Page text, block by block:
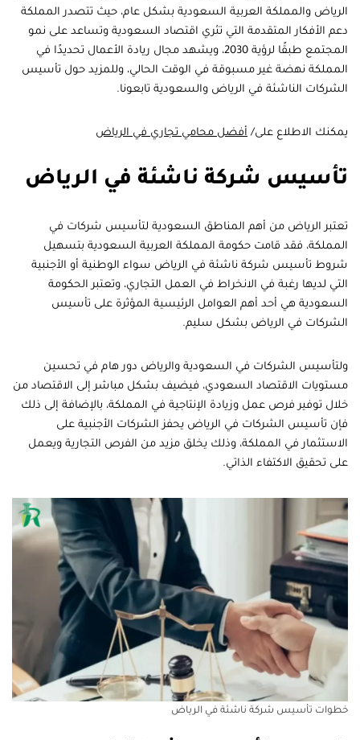
الرياض والمملكة العربية السعودية بشكل عام، حيث تتصدر المملكة
دعم الأفكار المتقدمة التي تثري اقتصاد السعودية وتساعد على نمو
المجتمع طبقًا لرؤية 2030، ويشهد مجال ريادة الأعمال تحديدًا في
المملكة نهضة غير مسبوقة في الوقت الحالي، وللمزيد حول تأسيس
الشركات الناشئة في الرياض والسعودية تابعونا.
يمكنك الاطلاع على/ أفضل محامي تجاري في الرياض
تأسيس شركة ناشئة في الرياض
تعتبر الرياض من أهم المناطق السعودية لتأسيس شركات في
المملكة، فقد قامت حكومة المملكة العربية السعودية بتسهيل
شروط تأسيس شركة ناشئة في الرياض سواء الوطنية أو الأجنبية
التي لديها رغبة في الانخراط في العمل التجاري، وتعتبر الحكومة
السعودية هي أحد أهم العوامل الرئيسية المؤثرة على تأسيس
الشركات في الرياض بشكل سليم.
ولتأسيس الشركات في السعودية والرياض دور هام في تحسين
مستويات الاقتصاد السعودي، فيضيف بشكل مباشر إلى الاقتصاد من
خلال توفير فرص عمل وزيادة الإنتاجية في المملكة، بالإضافة إلى ذلك
فإن تأسيس الشركات في الرياض يحفز الشركات الأجنبية على
الاستثمار في المملكة، وذلك يخلق مزيد من الفرص التجارية ويعمل
على تحقيق الاكتفاء الذاتي.
خطوات تأسيس شركة ناشئة في الرياض